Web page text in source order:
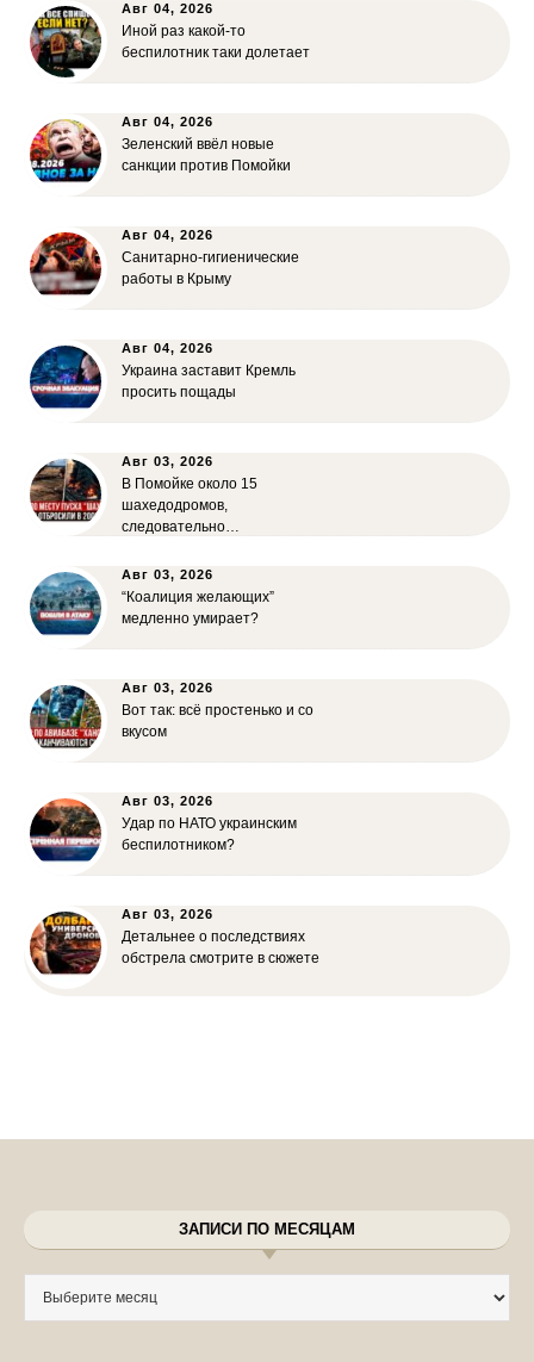
Авг 04, 2026
Иной раз какой-то
беспилотник таки долетает
Авг 04, 2026
Зеленский ввёл новые
санкции против Помойки
Авг 04, 2026
Санитарно-гигиенические
работы в Крыму
Авг 04, 2026
Украина заставит Кремль
просить пощады
Авг 03, 2026
В Помойке около 15
шахедодромов,
следовательно…
Авг 03, 2026
“Коалиция желающих”
медленно умирает?
Авг 03, 2026
Вот так: всё простенько и со
вкусом
Авг 03, 2026
Удар по НАТО украинским
беспилотником?
Авг 03, 2026
Детальнее о последствиях
обстрела смотрите в сюжете
ЗАПИСИ ПО МЕСЯЦАМ